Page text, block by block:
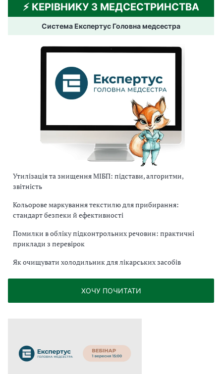
⚡️ КЕРІВНИКУ З МЕДСЕСТРИНСТВА
Система Експертус Головна медсестра
Утилізація та знищення МІБП: підстави, алгоритми,
звітність
Кольорове маркування текстилю для прибирання:
стандарт безпеки й ефективності
Помилки в обліку підконтрольних речовин: практичні
приклади з перевірок
Як очищувати холодильник для лікарських засобів
ХОЧУ ПОЧИТАТИ